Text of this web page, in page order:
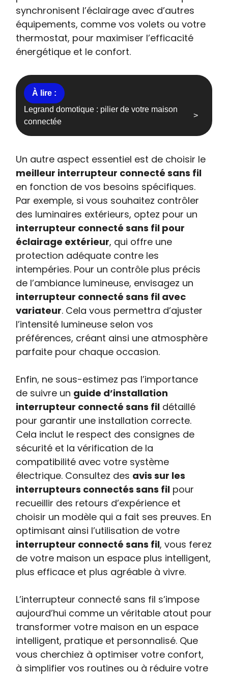
synchronisent l’éclairage avec d’autres
équipements, comme vos volets ou votre
thermostat, pour maximiser l’efficacité
énergétique et le confort.
Legrand domotique : pilier de votre maison
connectée
Un autre aspect essentiel est de choisir le
meilleur interrupteur connecté sans fil
en fonction de vos besoins spécifiques.
Par exemple, si vous souhaitez contrôler
des luminaires extérieurs, optez pour un
interrupteur connecté sans fil pour
éclairage extérieur, qui offre une
protection adéquate contre les
intempéries. Pour un contrôle plus précis
de l’ambiance lumineuse, envisagez un
interrupteur connecté sans fil avec
variateur. Cela vous permettra d’ajuster
l’intensité lumineuse selon vos
préférences, créant ainsi une atmosphère
parfaite pour chaque occasion.
Enfin, ne sous-estimez pas l’importance
de suivre un guide d’installation
interrupteur connecté sans fil détaillé
pour garantir une installation correcte.
Cela inclut le respect des consignes de
sécurité et la vérification de la
compatibilité avec votre système
électrique. Consultez des avis sur les
interrupteurs connectés sans fil pour
recueillir des retours d’expérience et
choisir un modèle qui a fait ses preuves. En
optimisant ainsi l’utilisation de votre
interrupteur connecté sans fil, vous ferez
de votre maison un espace plus intelligent,
plus efficace et plus agréable à vivre.
L’interrupteur connecté sans fil s’impose
aujourd’hui comme un véritable atout pour
transformer votre maison en un espace
intelligent, pratique et personnalisé. Que
vous cherchiez à optimiser votre confort,
à simplifier vos routines ou à réduire votre